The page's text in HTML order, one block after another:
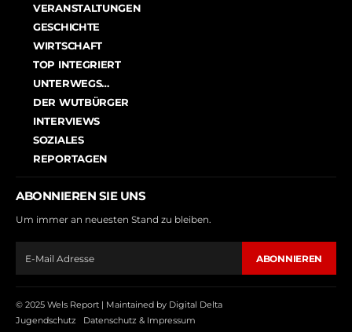
VERANSTALTUNGEN
GESCHICHTE
WIRTSCHAFT
TOP INTEGRIERT
UNTERWEGS…
DER WUTBÜRGER
INTERVIEWS
SOZIALES
REPORTAGEN
ABONNIEREN SIE UNS
Um immer an neuesten Stand zu bleiben.
ABONNIEREN
© 2025 Wels Report | Maintained by Digital Delta
Jugendschutz
Datenschutz & Impressum